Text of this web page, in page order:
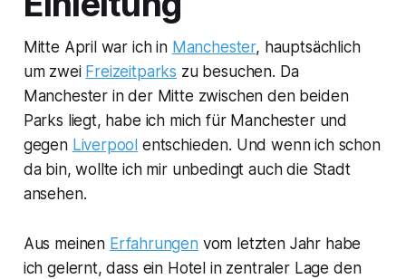
Mitte April war ich in Manchester, hauptsächlich
um zwei Freizeitparks zu besuchen. Da
Manchester in der Mitte zwischen den beiden
Parks liegt, habe ich mich für Manchester und
gegen Liverpool entschieden. Und wenn ich schon
da bin, wollte ich mir unbedingt auch die Stadt
ansehen.
Aus meinen Erfahrungen vom letzten Jahr habe
ich gelernt, dass ein Hotel in zentraler Lage den